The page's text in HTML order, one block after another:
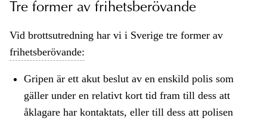
Tre former av frihetsberövande
Vid brottsutredning har vi i Sverige tre former av
frihetsberövande:
Gripen är ett akut beslut av en enskild polis som
gäller under en relativt kort tid fram till dess att
åklagare har kontaktats, eller till dess att polisen